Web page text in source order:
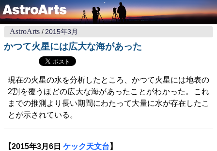
AstroArts 2015年3月
かつて火星には広大な海があった
現在の火星の水を分析したところ、かつて火星には地表の
2割を覆うほどの広大な海があったことがわかった。これ
までの推測より長い期間にわたって大量に水が存在したこ
とが示されている。
【2015年3月6日 ケック天文台 】